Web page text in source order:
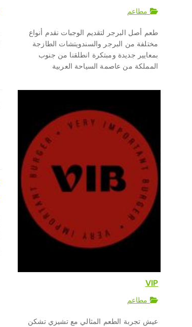
مطاعم
طعم أصل البرجر لتقديم الوجبات نقدم أنواع
مختلفة من البرجر والسندويتشات الطازجة
بمعايير جديدة ومبتكرة انطلقنا من جنوب
المملكة من عاصمة السياحة العربية
VIP
مطاعم
عيش تجربة الطعم المثالي مع تشيزي تشكن